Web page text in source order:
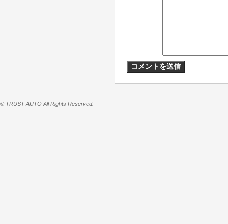
© TRUST AUTO All Rights Reserved.